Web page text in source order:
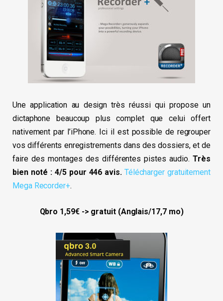
Une application au design très réussi qui propose un
dictaphone beaucoup plus complet que celui offert
nativement par l’iPhone. Ici il est possible de regrouper
vos différents enregistrements dans des dossiers, et de
faire des montages des différentes pistes audio.Très
bien noté : 4/5 pour 446 avis. Télécharger gratuitement
Mega Recorder+.
Qbro 1,59€ -> gratuit (Anglais/17,7 mo)